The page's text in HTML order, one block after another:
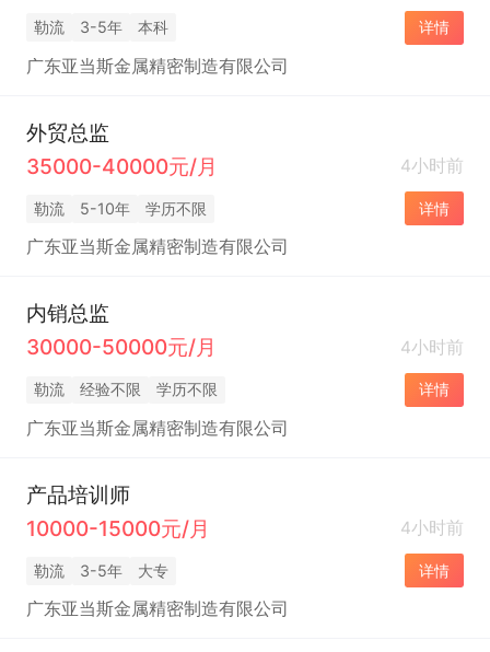
勒流 3-5年 本科 详情
广东亚当斯金属精密制造有限公司
外贸总监
35000-40000元/月
4小时前
勒流 5-10年 学历不限 详情
广东亚当斯金属精密制造有限公司
内销总监
30000-50000元/月
4小时前
勒流 经验不限 学历不限 详情
广东亚当斯金属精密制造有限公司
产品培训师
10000-15000元/月
4小时前
勒流 3-5年 大专 详情
广东亚当斯金属精密制造有限公司